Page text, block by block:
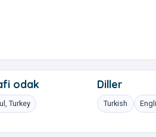
odak
Turkey
Diller
Turkish